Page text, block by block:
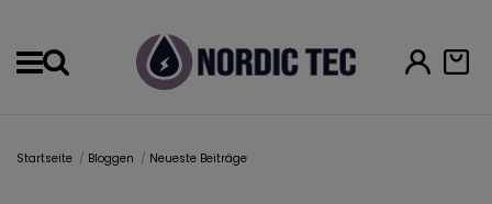
Startseite Bloggen Neueste Beiträge